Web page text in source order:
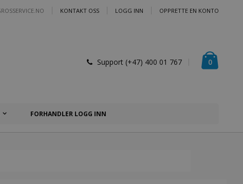
KONTAKT OSS LOGG INN OPPRETTE EN KONTO
0varer
Support (+47) 400 01 767
FORHANDLER LOGG INN